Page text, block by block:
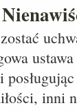
inni